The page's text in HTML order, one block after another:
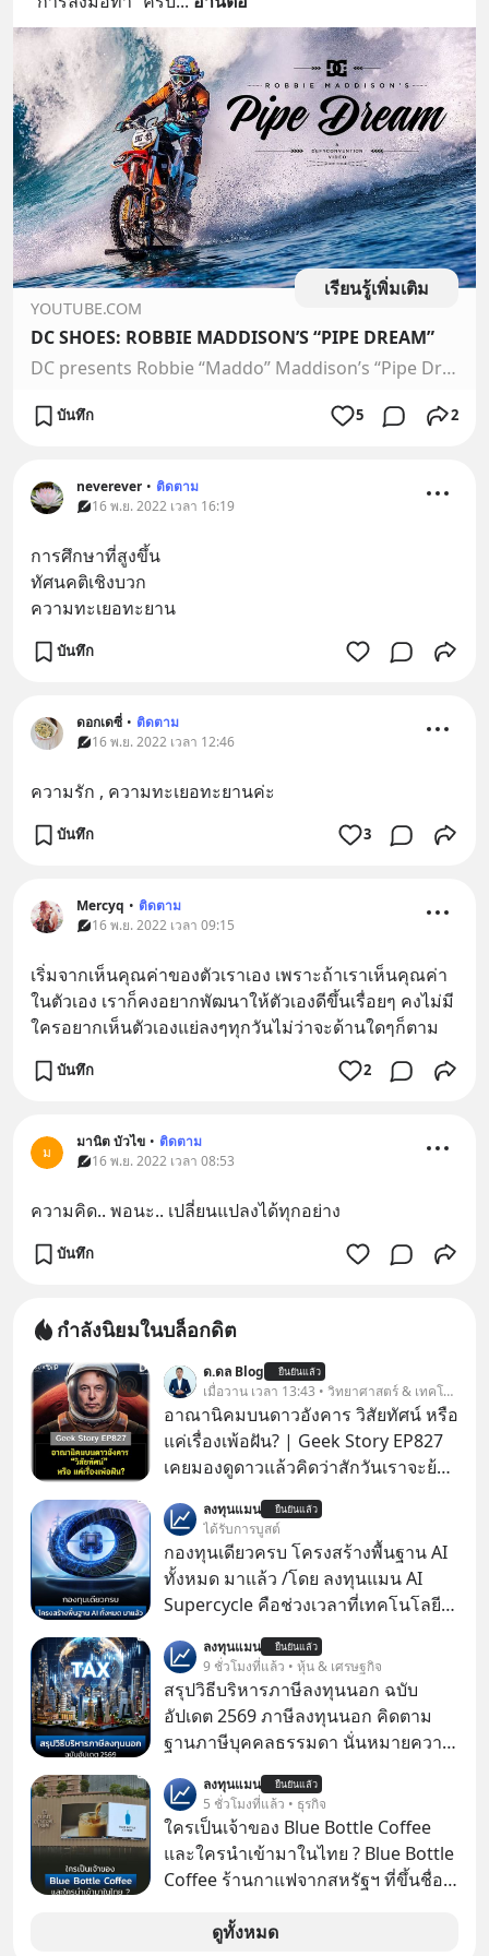
เรียนรู้เพิ่มเติม
YOUTUBE.COM
DC SHOES: ROBBIE MADDISON’S “PIPE DREAM”
DC presents Robbie “Maddo” Maddison’s “Pipe Dream,” giving the world a chance to witness history being made as Maddo rides his dirt bike on the powerful and ...
บันทึก 5 2
neverever • ติดตาม
16 พ.ย. 2022 เวลา 16:19
การศึกษาที่สูงขึ้น
ทัศนคติเชิงบวก
ความทะเยอทะยาน
บันทึก
ดอกเดซี่ • ติดตาม
16 พ.ย. 2022 เวลา 12:46
ความรัก , ความทะเยอทะยานค่ะ
บันทึก 3
Mercyq • ติดตาม
16 พ.ย. 2022 เวลา 09:15
เริ่มจากเห็นคุณค่าของตัวเราเอง เพราะถ้าเราเห็นคุณค่า
ในตัวเอง เราก็คงอยากพัฒนาให้ตัวเองดีขึ้นเรื่อยๆ คงไม่มี
ใครอยากเห็นตัวเองแย่ลงๆทุกวันไม่ว่าจะด้านใดๆก็ตาม
บันทึก 2
ม
มานิต บัวไข • ติดตาม
16 พ.ย. 2022 เวลา 08:53
ความ​คิด.. พอ​นะ.. เปลี่ยน​แปลง​ได้​ทุก​อย่าง​
บันทึก
กำลังนิยมในบล็อกดิต
ด.ดล Blog ยืนยันแล้ว
เมื่อวาน เวลา 13:43 • วิทยาศาสตร์ & เทคโนโลยี
อาณานิคมบนดาวอังคาร วิสัยทัศน์ หรือ
แค่เรื่องเพ้อฝัน? | Geek Story EP827
เคยมองดูดาวแล้วคิดว่าสักวันเราจะย้าย
หรือ Jeff Bezos บอกไว้หรือเปล่า ภาพ
ฝันที่มหาเศรษฐีซิลิคอนแวลลีย์วาดไว้ว่า
มนุษย์นับล้านจะไปสร้างอาณานิคม
ใหม่ ล้อมรอบด้วยเทคโนโลยีสุดล้ำ อาจ
จะฟังดูน่าตื่นเต้น แต่ความจริงที่ถูกซ่อน
ไว้ใต้พรมคือ ดาวอังคารเป็นเพียงนรกที่
เต็มไปด้วยรังสีมรณะและฝุ่นพิษ แล้ว
ทำไมบรรดาผู้นำเทคโนโลยีถึงยัง
พยายามหลอกขายฝันลมๆ แล้งๆ นี้ให้
กับคนทั้งโลก พวกเขากำลังซ่อนความ
ลับอะไรไว้เบื้องหลังโปรเจกต์อวกาศที่
ผลาญทรัพยากรมหาศาล วันนี้เราจะมา
กะเทาะเปลือกความลวงโลกนี้กัน ใครที่
คิดว่าอนาคตของมนุษยชาติอยู่บนดาว
ดวงอื่น เลือกฟังกันได้เลยนะครับ อย่า
Geek Forever’s Podcast ของผมกัน
ลงทุนแมน ยืนยันแล้ว
ได้รับการบูสต์
กองทุนเดียวครบ โครงสร้างพื้นฐาน AI
ทั้งหมด มาแล้ว /โดย ลงทุนแมน AI
Supercycle คือช่วงเวลาที่เทคโนโลยี
เคลื่อนหลัก ของการเติบโตทาง
เศรษฐกิจ และวิถีชีวิตของผู้คนอย่าง
ยาวนานต่อจากนี้
ลงทุนแมน ยืนยันแล้ว
9 ชั่วโมงที่แล้ว • หุ้น & เศรษฐกิจ
สรุปวิธีบริหารภาษีลงทุนนอก ฉบับ
อัปเดต 2569 ภาษีลงทุนนอก คิดตาม
ฐานภาษีบุคคลธรรมดา นั่นหมายความ
ลงทุนแมน ยืนยันแล้ว
5 ชั่วโมงที่แล้ว • ธุรกิจ
ใครเป็นเจ้าของ Blue Bottle Coffee
และใครนำเข้ามาในไทย ? Blue Bottle
Coffee ร้านกาแฟจากสหรัฐฯ ที่ขึ้นชื่อ
แรกในประเทศไทย ที่ Central Park
ดูทั้งหมด